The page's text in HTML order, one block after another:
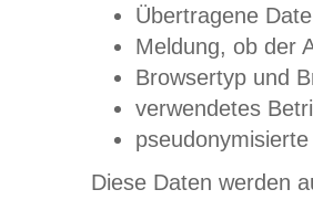
Übertragene
Meldung, ob der
Browsertyp und
verwendetes
Diese Daten werden